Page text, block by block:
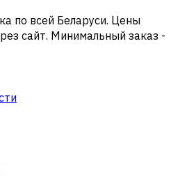
по всей Беларуси. Цены
сайт. Минимальный заказ -